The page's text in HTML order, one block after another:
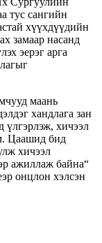
тус сангийн
хүүхдүүдийн
замаар насанд
эерэг арга
маань
хандлага зан
үлгэрлэж, хичээл
Цаашид бид
хичээл
ажиллаж байна“
онцлон хэлсэн